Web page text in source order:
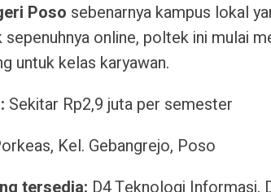
Poso sebenarnya kampus lokal
online, poltek ini mulai
untuk kelas karyawan.
Sekitar Rp2,9 juta per semester
Kel. Gebangrejo, Poso